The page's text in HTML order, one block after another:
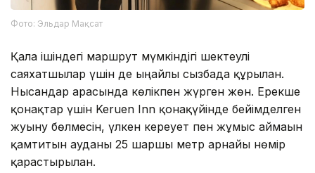
Фото: Эльдар Мақсат
Қала ішіндегі маршрут мүмкіндігі шектеулі
саяхатшылар үшін де ыңғайлы сызбада құрылған.
Нысандар арасында көлікпен жүрген жөн. Ерекше
қонақтар үшін Keruen Inn қонақүйінде бейімделген
жуыну бөлмесін, үлкен кереует пен жұмыс аймағын
қамтитын ауданы 25 шаршы метр арнайы нөмір
қарастырылған.